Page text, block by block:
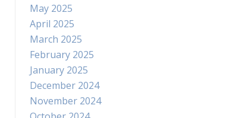
May 2025
April 2025
March 2025
February 2025
January 2025
December 2024
November 2024